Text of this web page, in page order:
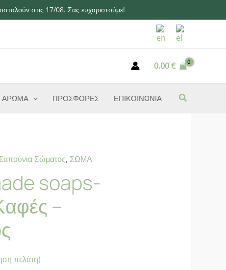
στις 17/08. Σας ευχαριστούμε!
0.00€
ΑΡΩΜΑ ΠΡΟΣΦΟΡΕΣ ΕΠΙΚΟΙΝΩΝΙΑ
Σώματος, ΣΩΜΑ
soaps-
–
πελάτη)